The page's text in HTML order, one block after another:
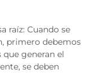
raíz: Cuando se
primero debemos
generan el
se deben